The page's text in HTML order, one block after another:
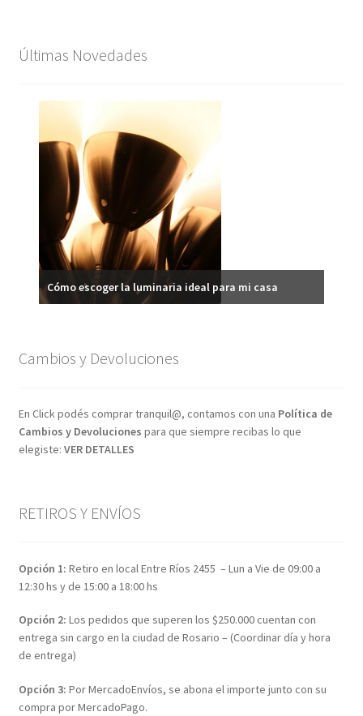
Últimas Novedades
Cómo escoger la luminaria ideal para mi casa
Cambios y Devoluciones
En Click podés comprar tranquil@, contamos con una Política de
Cambios y Devoluciones para que siempre recibas lo que
elegiste: VER DETALLES
RETIROS Y ENVÍOS
Opción 1: Retiro en local Entre Ríos 2455 – Lun a Vie de 09:00 a
12:30 hs y de 15:00 a 18:00 hs
Opción 2: Los pedidos que superen los $250.000 cuentan con
entrega sin cargo en la ciudad de Rosario – (Coordinar día y hora
de entrega)
Opción 3: Por MercadoEnvíos, se abona el importe junto con su
compra por MercadoPago.